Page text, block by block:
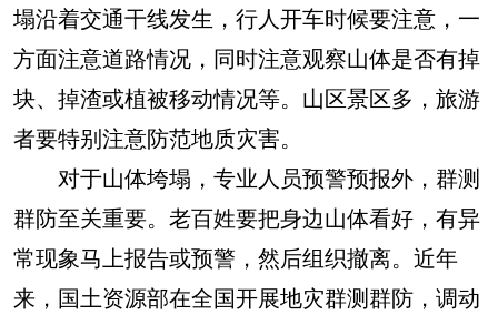
塌沿着交通干线发生，行人开车时候要注意，一
方面注意道路情况，同时注意观察山体是否有掉
块、掉渣或植被移动情况等。山区景区多，旅游
者要特别注意防范地质灾害。
对于山体垮塌，专业人员预警预报外，群测
群防至关重要。老百姓要把身边山体看好，有异
常现象马上报告或预警，然后组织撤离。近年
来，国土资源部在全国开展地灾群测群防，调动